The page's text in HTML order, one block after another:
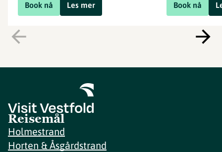
Book nå Les mer
Book nå
Reisemål
Holmestrand
Horten & Åsgårdstrand